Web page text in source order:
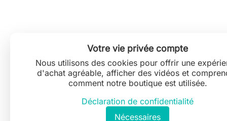
Votre vie privée compte
Nous utilisons des cookies pour offrir une
d'achat agréable, afficher des vidéos et
comment notre boutique est utilisée.
Déclaration de confidentialité
Nécessaires